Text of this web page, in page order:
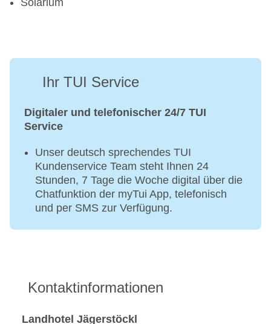
Solarium
Ihr TUI Service
Digitaler und telefonischer 24/7 TUI
Service
Unser deutsch sprechendes TUI
Kundenservice Team steht Ihnen 24
Stunden, 7 Tage die Woche digital über die
Chatfunktion der myTui App, telefonisch
und per SMS zur Verfügung.
Kontaktinformationen
Landhotel Jägerstöckl